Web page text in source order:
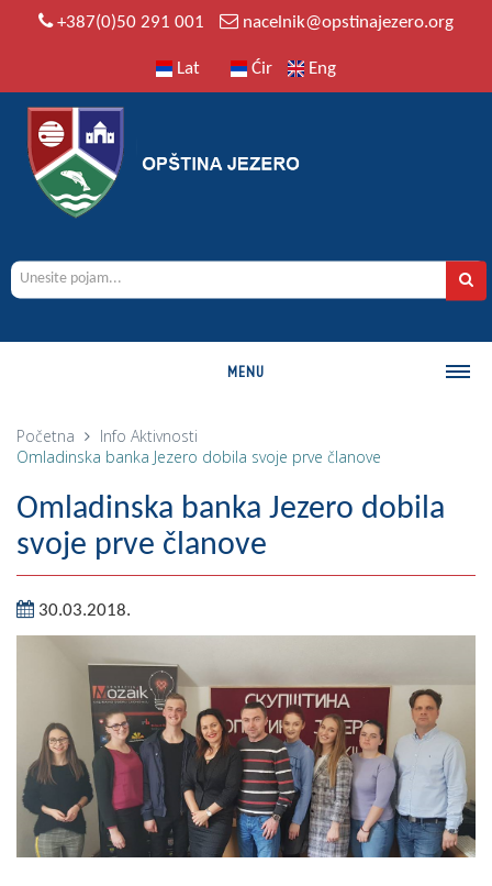
+387(0)50 291 001 nacelnik@opstinajezero.org
Lat Ćir Eng
MENU
O OPŠTINI
Geografija
Naseljena mjesta
Zanimljivosti
Fotogalerija
NAČELNIK
O Načelniku
Zamjenik načelnika
Izvještaj o radu načelnika
Početna Info Aktivnosti
Omladinska banka Jezero dobila svoje prve članove
Omladinska banka Jezero dobila
svoje prve članove
30.03.2018.